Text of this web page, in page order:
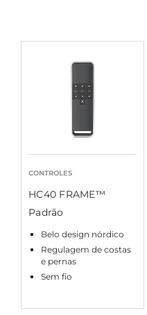
CONTROLES
HC40 FRAME™
Padrão
Belo design nórdico
Regulagem de costas
e pernas
Sem fio